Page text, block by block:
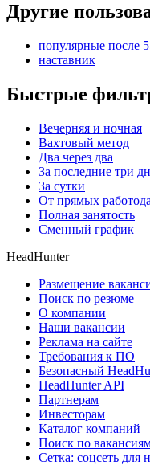
Другие
популярные после
наставник
Быстрые
Вечерняя и ночная
Вахтовый метод
Два через два
За последние три
За сутки
От прямых
Полная занятость
Сменный график
HeadHunter
Размещение
Поиск по резюме
О компании
Наши вакансии
Реклама на сайте
Требования к ПО
Безопасный
HeadHunter API
Партнерам
Инвесторам
Каталог компаний
Поиск по
Сетка: соцсеть для